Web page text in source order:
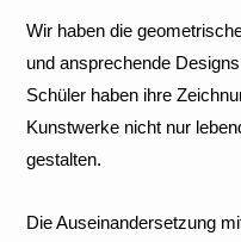
Wir haben die
und ansprechende
Schüler haben ihre
Kunstwerke nicht nur
gestalten.
Die Auseinandersetzung